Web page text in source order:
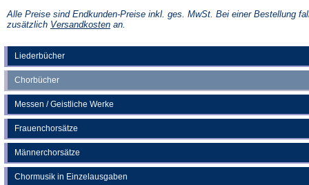
Liederbücher
Chorbücher
Messen / Geistliche Werke
Frauenchorsätze
Männerchorsätze
Chormusik in Einzelausgaben
einem
neuen
Alle Preise sind Endkunden-Preise inkl. ges. MwSt. Bei einer Bestellung
zusätzlich Versandkosten(Öffnet
an.